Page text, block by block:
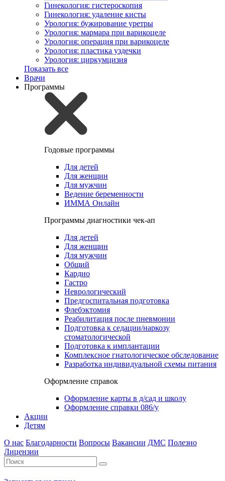
Гинекология: гистероскопия
Гинекология: удаление кисты
Урология: бужирование уретры
Урология: мармара при варикоцеле
Урология: операция при варикоцеле
Урология: пластика уздечки
Урология: циркумцизия
Показать все
Врачи
Программы
Годовые программы
Для детей
Для женщин
Для мужчин
Ведение беременности
ИММА Онлайн
Программы диагностики чек-ап
Для детей
Для женщин
Для мужчин
Общий
Кардио
Гастро
Неврологический
Предгоспитальная подготовка
Флебэктомия
Реабилитация после пневмонии
Подготовка к седации/наркозу
стоматологической
Подготовка к имплантации
Комплексное гнатологическое обследование
Разработка индивидуальной схемы питания
Оформление справок
Оформление карты в д/сад и школу
Оформление справки 086/у
Акции
Детям
О нас Благодарности Вопросы Вакансии ДМС Полезно
Лицензии